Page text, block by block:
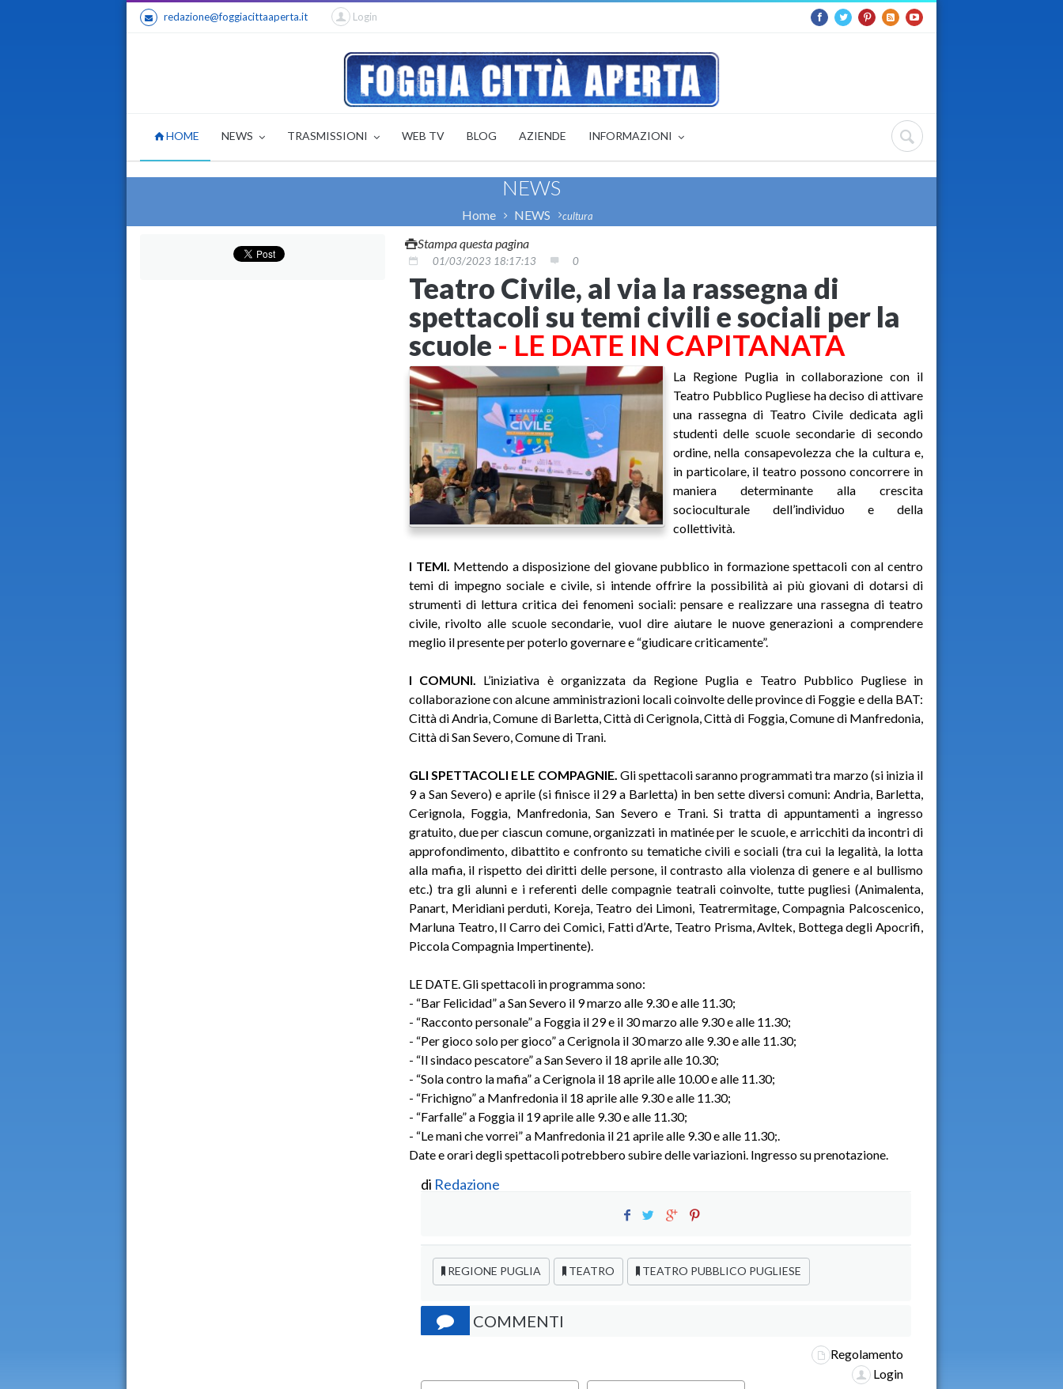
redazione@foggiacittaaperta.it Login
HOME NEWS TRASMISSIONI WEB TV BLOG AZIENDE INFORMAZIONI
NEWS
Home NEWS cultura
Stampa questa pagina
01/03/2023 18:17:13 0
Teatro Civile, al via la rassegna di
spettacoli su temi civili e sociali per la
scuole - LE DATE IN CAPITANATA
La Regione Puglia in collaborazione con il
Teatro Pubblico Pugliese ha deciso di attivare
una rassegna di Teatro Civile dedicata agli
studenti delle scuole secondarie di secondo
ordine, nella consapevolezza che la cultura e,
in particolare, il teatro possono concorrere in
maniera determinante alla crescita
socioculturale dell’individuo e della
collettività.
I TEMI. Mettendo a disposizione del giovane pubblico in formazione spettacoli con al centro
temi di impegno sociale e civile, si intende offrire la possibilità ai più giovani di dotarsi di
strumenti di lettura critica dei fenomeni sociali: pensare e realizzare una rassegna di teatro
civile, rivolto alle scuole secondarie, vuol dire aiutare le nuove generazioni a comprendere
meglio il presente per poterlo governare e “giudicare criticamente”.
I COMUNI. L’iniziativa è organizzata da Regione Puglia e Teatro Pubblico Pugliese in
collaborazione con alcune amministrazioni locali coinvolte delle province di Foggie e della BAT:
Città di Andria, Comune di Barletta, Città di Cerignola, Città di Foggia, Comune di Manfredonia,
Città di San Severo, Comune di Trani.
GLI SPETTACOLI E LE COMPAGNIE. Gli spettacoli saranno programmati tra marzo (si inizia il
9 a San Severo) e aprile (si finisce il 29 a Barletta) in ben sette diversi comuni: Andria, Barletta,
Cerignola, Foggia, Manfredonia, San Severo e Trani. Si tratta di appuntamenti a ingresso
gratuito, due per ciascun comune, organizzati in matinée per le scuole, e arricchiti da incontri di
approfondimento, dibattito e confronto su tematiche civili e sociali (tra cui la legalità, la lotta
alla mafia, il rispetto dei diritti delle persone, il contrasto alla violenza di genere e al bullismo
etc.) tra gli alunni e i referenti delle compagnie teatrali coinvolte, tutte pugliesi (Animalenta,
Panart, Meridiani perduti, Koreja, Teatro dei Limoni, Teatrermitage, Compagnia Palcoscenico,
Marluna Teatro, Il Carro dei Comici, Fatti d’Arte, Teatro Prisma, Avltek, Bottega degli Apocrifi,
Piccola Compagnia Impertinente).
LE DATE. Gli spettacoli in programma sono:
- “Bar Felicidad” a San Severo il 9 marzo alle 9.30 e alle 11.30;
- “Racconto personale” a Foggia il 29 e il 30 marzo alle 9.30 e alle 11.30;
- “Per gioco solo per gioco” a Cerignola il 30 marzo alle 9.30 e alle 11.30;
- “Il sindaco pescatore” a San Severo il 18 aprile alle 10.30;
- “Sola contro la mafia” a Cerignola il 18 aprile alle 10.00 e alle 11.30;
- “Frichigno” a Manfredonia il 18 aprile alle 9.30 e alle 11.30;
- “Farfalle” a Foggia il 19 aprile alle 9.30 e alle 11.30;
- “Le mani che vorrei” a Manfredonia il 21 aprile alle 9.30 e alle 11.30;.
Date e orari degli spettacoli potrebbero subire delle variazioni. Ingresso su prenotazione.
di Redazione
REGIONE PUGLIA TEATRO TEATRO PUBBLICO PUGLIESE
COMMENTI
Regolamento
Login